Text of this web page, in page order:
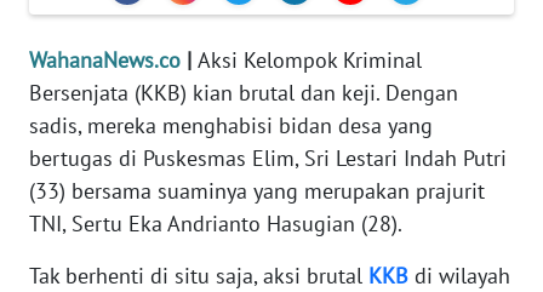
WahanaNews.co | Aksi Kelompok Kriminal
Bersenjata (KKB) kian brutal dan keji. Dengan
sadis, mereka menghabisi bidan desa yang
bertugas di Puskesmas Elim, Sri Lestari Indah Putri
(33) bersama suaminya yang merupakan prajurit
TNI, Sertu Eka Andrianto Hasugian (28).
Tak berhenti di situ saja, aksi brutal KKB di wilayah
OPINI
EDITORIAL
Informasi
INDEKS
BERITA